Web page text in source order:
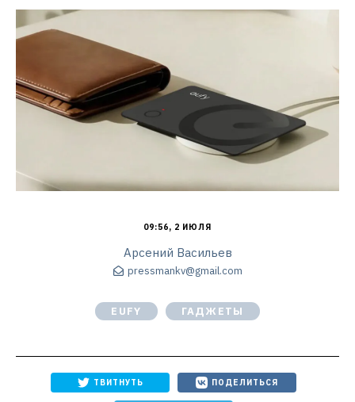
09:56, 2 ИЮЛЯ
Арсений Васильев
pressmankv@gmail.com
EUFY ГАДЖЕТЫ
ТВИТНУТЬ ПОДЕЛИТЬСЯ